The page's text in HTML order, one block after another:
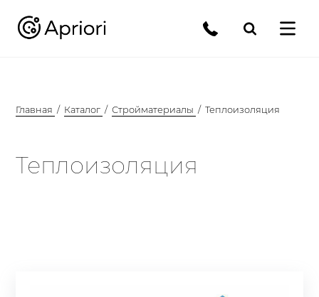
Главная Каталог Стройматериалы Теплоизоляция
Теплоизоляция